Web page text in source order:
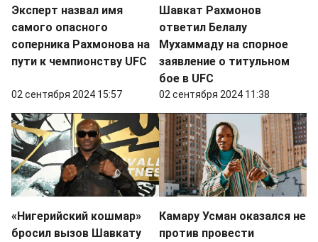
Эксперт назвал имя
самого опасного
соперника Рахмонова на
пути к чемпионству UFC
02 сентября 2024 15:57
Шавкат Рахмонов
ответил Белалу
Мухаммаду на спорное
заявление о титульном
бое в UFC
02 сентября 2024 11:38
«Нигерийский кошмар»
бросил вызов Шавкату
Камару Усман оказался не
против провести